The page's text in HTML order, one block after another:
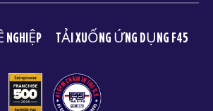
NGHIỆP TẢI XUỐNG ỨNG DỤNG F45